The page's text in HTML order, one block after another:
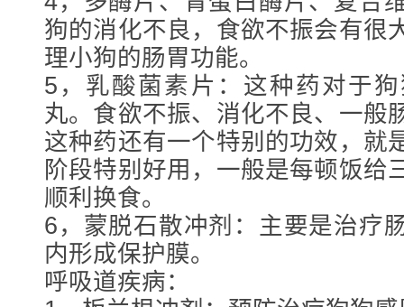
狗的消化不良，食欲不振会有很
理小狗的肠胃功能。
5，乳酸菌素片：这种药对于
丸。食欲不振、消化不良、一般
这种药还有一个特别的功效，就
阶段特别好用，一般是每顿饭给
顺利换食。
6，蒙脱石散冲剂：主要是治疗
内形成保护膜。
呼吸道疾病：